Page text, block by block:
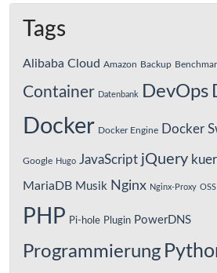
Tags
Alibaba Cloud Amazon Backup
Container Datenbank DevOps
Docker Docker Engine Docker
Google Hugo JavaScript jQuery
MariaDB Musik Nginx Nginx-Proxy OSS
PHP Pi-hole Plugin PowerDNS
Programmierung